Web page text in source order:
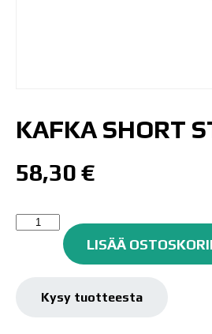
KAFKA SHORT
58,30 €
KAFKA
LISÄÄ
Kysy tuotteesta